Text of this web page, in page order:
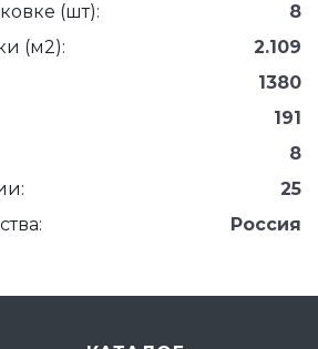
(шт):
8
(м2):
2.109
1380
191
8
25
Россия